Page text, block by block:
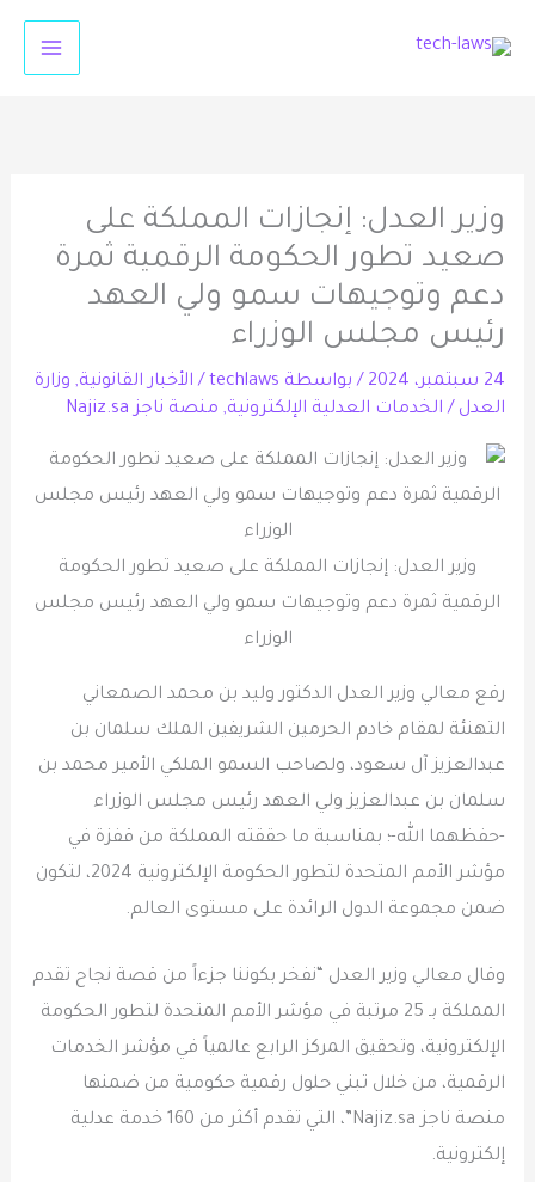
وزير العدل: إنجازات المملكة على
صعيد تطور الحكومة الرقمية ثمرة
دعم وتوجيهات سمو ولي العهد
رئيس مجلس الوزراء
24 سبتمبر، 2024 / بواسطة techlaws
/ الأخبار القانونية, وزارة
العدل / الخدمات العدلية الإلكترونية, منصة ناجز Najiz.sa
وزير العدل: إنجازات المملكة على صعيد تطور الحكومة
الرقمية ثمرة دعم وتوجيهات سمو ولي العهد رئيس مجلس
الوزراء
رفع معالي وزير العدل الدكتور وليد بن محمد الصمعاني
التهنئة لمقام خادم الحرمين الشريفين الملك سلمان بن
عبدالعزيز آل سعود، ولصاحب السمو الملكي الأمير محمد بن
سلمان بن عبدالعزيز ولي العهد رئيس مجلس الوزراء
-حفظهما الله-؛ بمناسبة ما حققته المملكة من قفزة في
مؤشر الأمم المتحدة لتطور الحكومة الإلكترونية 2024، لتكون
ضمن مجموعة الدول الرائدة على مستوى العالم.
وقال معالي وزير العدل “نفخر بكوننا جزءاً من قصة نجاح تقدم
المملكة بـ 25 مرتبة في مؤشر الأمم المتحدة لتطور الحكومة
الإلكترونية، وتحقيق المركز الرابع عالمياً في مؤشر الخدمات
الرقمية، من خلال تبني حلول رقمية حكومية من ضمنها
منصة ناجز Najiz.sa”، التي تقدم أكثر من 160 خدمة عدلية
إلكترونية.